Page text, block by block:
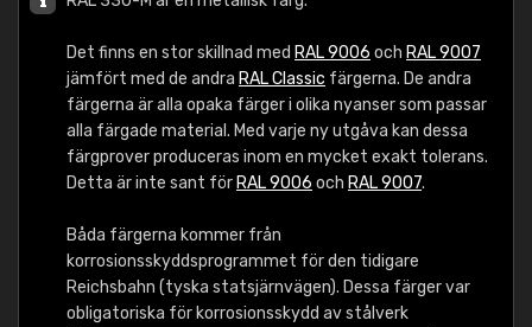
Det finns en stor skillnad med RAL 9006 och RAL 9007
jämfört med de andra RAL Classic färgerna. De andra
färgerna är alla opaka färger i olika nyanser som passar
alla färgade material. Med varje ny utgåva kan dessa
färgprover produceras inom en mycket exakt tolerans.
Detta är inte sant för RAL 9006 och RAL 9007.
Båda färgerna kommer från
korrosionsskyddsprogrammet för den tidigare
Reichsbahn (tyska statsjärnvägen). Dessa färger var
obligatoriska för korrosionsskydd av stålverk